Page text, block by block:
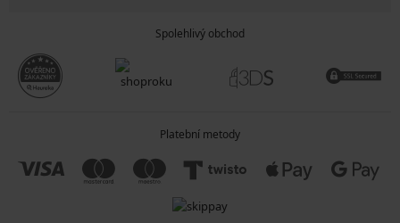
Spolehlivý obchod
Platební metody